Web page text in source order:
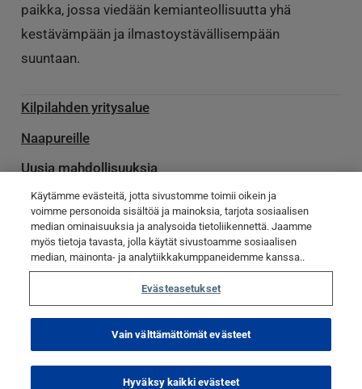
paikka, jossa viedään kemianteollisuutta yhä
kestävämpään ja ilmastoystävällisempään
suuntaan.
Kilpilahden yritysalue
Naapureille
Uusia mahdollisuuksia
Palvelu­toimittajille
Ota yhteyttä
Poikkeamatiedotteet
© Kilpilahti 2023 Tietosuojaseloste Evästekäytännöt
Käytämme evästeitä, jotta sivustomme toimii oikein ja
voimme personoida sisältöä ja mainoksia, tarjota sosiaalisen
median ominaisuuksia ja analysoida tietoliikennettä. Jaamme
myös tietoja tavasta, jolla käytät sivustoamme sosiaalisen
median, mainonta- ja analytiikkakumppaneidemme kanssa..
Evästeasetukset
Vain välttämättömät evästeet
Hyväksy kaikki evästeet